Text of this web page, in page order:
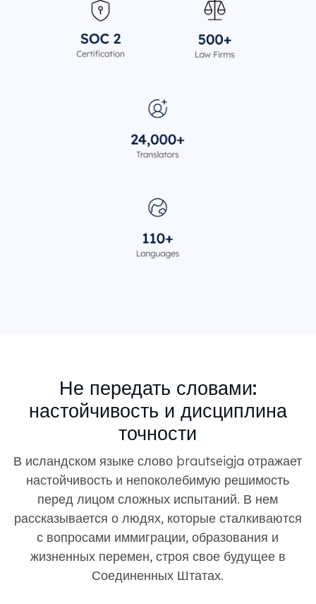
Не передать словами:
настойчивость и дисциплина
точности
В исландском языке слово þrautseigja отражает
настойчивость и непоколебимую решимость
перед лицом сложных испытаний. В нем
рассказывается о людях, которые сталкиваются
с вопросами иммиграции, образования и
жизненных перемен, строя свое будущее в
Соединенных Штатах.